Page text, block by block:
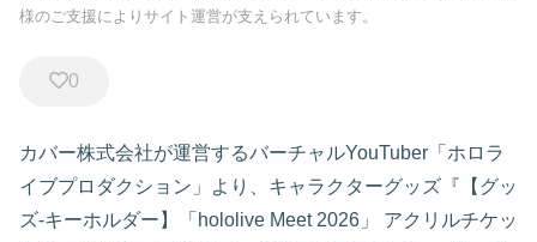
様のご支援によりサイト運営が支えられています。
0
カバー株式会社が運営するバーチャルYouTuber「ホロラ
イブプロダクション」より、キャラクターグッズ『【グッ
ズ-キーホルダー】「hololive Meet 2026」 アクリルチケッ